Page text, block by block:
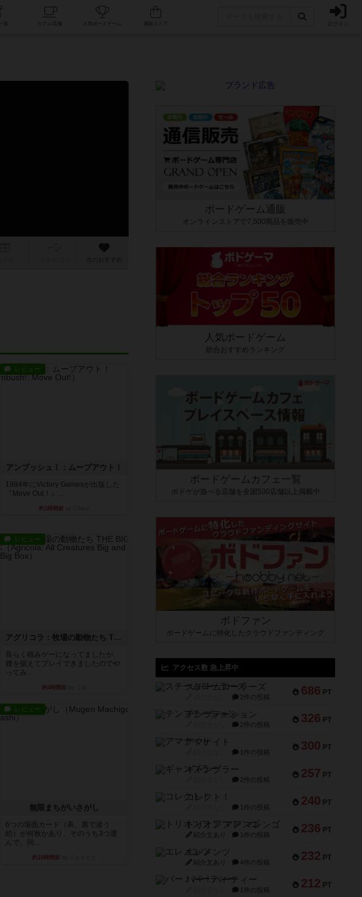
人気ボードゲーム ログイン
次のおすすめ
レビュー
アンブッシュ！：ムーブアウト！
1984年にVictory Gamesが出版した
『Move Out！』...
約1時間前
レビュー
アグリコラ：牧場の動物たち THE BIG BOX
長らく積みゲーになってましたが、
腰を据えてプレイできましたのでや
ってみ...
約4時間前
レビュー
無限まちがいさがし
6つの場面カード（表、裏で違う
絵）が何枚かあり、そのうち3つ選
んで、同...
約16時間前
ボードゲーム通販
オンラインストアで7,500商品を販売中
人気ボードゲーム
総合おすすめランキング
ボードゲームカフェ一覧
ボドゲが遊べる店舗を全国500店舗以上掲載中
ボドファン
ボードゲームに特化したクラウドファンディング
アクセス数 急上昇中
686 PT
スチームローラーズ
2件の投稿
326 PT
テンプテーション
2件の投稿
300 PT
アマナイト
1件の投稿
257 PT
ギャンブラー
2件の投稿
240 PT
コレクト！
1件の投稿
236 PT
トリオンフ ア マレンゴ
紹介文あり 1件の投稿
232 PT
エレメンツ
紹介文あり 4件の投稿
212 PT
バー！パーティー
1件の投稿